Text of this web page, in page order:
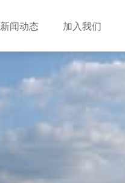
新闻动态 加入我们